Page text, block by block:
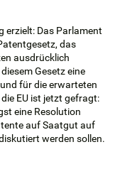
erzielt: Das Parlament
das
ausdrücklich
Gesetz eine
für die erwarteten
EU ist jetzt gefragt:
eine Resolution
auf Saatgut auf
werden sollen.